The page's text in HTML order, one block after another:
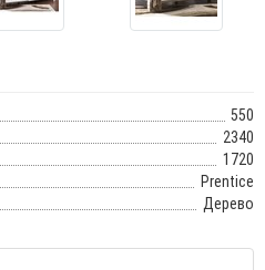
550
2340
1720
Prentice
Дерево